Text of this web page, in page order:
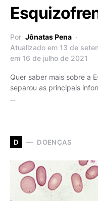
Por Jônatas Pena
Atualizado em 13 de
em 16 de julho de 2021
Quer saber mais sobre a
separou as principais
…
D DOENÇAS